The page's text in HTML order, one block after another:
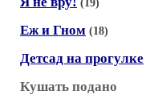
Еж и Гном (18)
Детсад на прогулке
Кушать подано